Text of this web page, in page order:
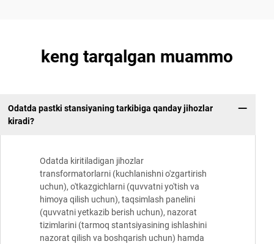
keng tarqalgan muammo
Odatda pastki stansiyaning tarkibiga qanday jihozlar
kiradi?
Odatda kiritiladigan jihozlar
transformatorlarni (kuchlanishni o'zgartirish
uchun), o'tkazgichlarni (quvvatni yo'tish va
himoya qilish uchun), taqsimlash panelini
(quvvatni yetkazib berish uchun), nazorat
tizimlarini (tarmoq stantsiyasining ishlashini
nazorat qilish va boshqarish uchun) hamda